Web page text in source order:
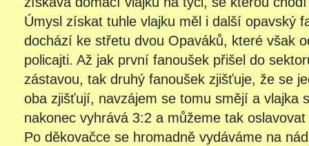
Úmysl získat tuhle vlajku měl i další opavský
dochází ke střetu dvou Opaváků, které však
policajti. Až jak první fanoušek přišel do
zástavou, tak druhý fanoušek zjišťuje, že se
oba zjišťují, navzájem se tomu smějí a vlajka
nakonec vyhrává 3:2 a můžeme tak
Po děkovačce se hromadně vydáváme na